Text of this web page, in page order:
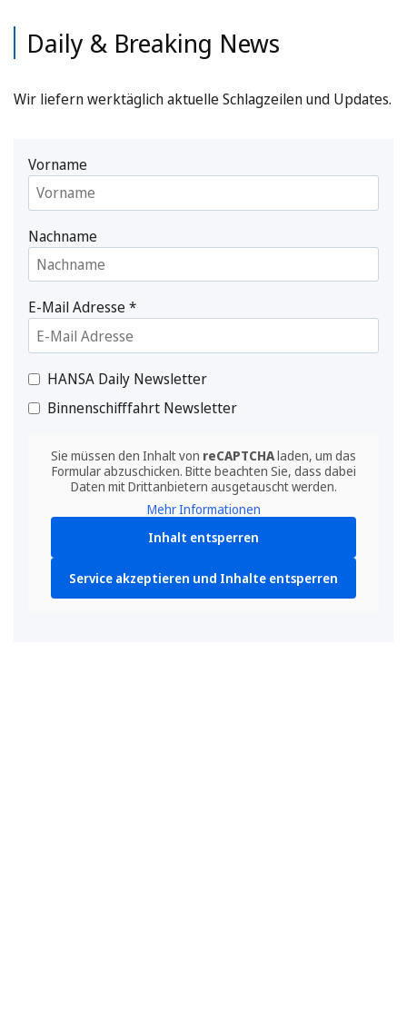
Daily & Breaking News
Wir liefern werktäglich aktuelle Schlagzeilen und Updates.
Vorname
Nachname
E-Mail Adresse*
HANSA Daily Newsletter
Binnenschifffahrt Newsletter
Sie müssen den Inhalt von reCAPTCHAladen, um das
Formular abzuschicken. Bitte beachten Sie, dass dabei
Daten mit Drittanbietern ausgetauscht werden.
Mehr Informationen
Inhalt entsperren
Service akzeptieren und Inhalte entsperren